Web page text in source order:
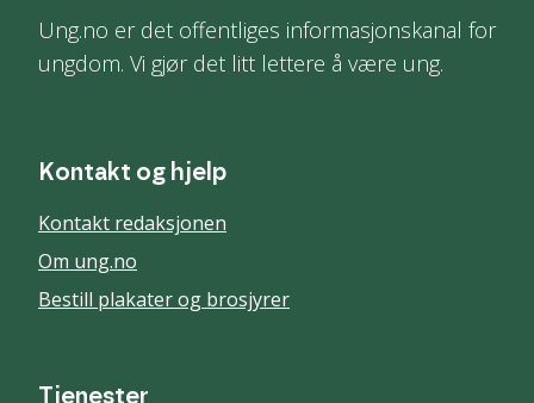
Ung.no er det offentliges informasjonskanal for
ungdom. Vi gjør det litt lettere å være ung.
Kontakt og hjelp
Kontakt redaksjonen
Om ung.no
Bestill plakater og brosjyrer
Tjenester